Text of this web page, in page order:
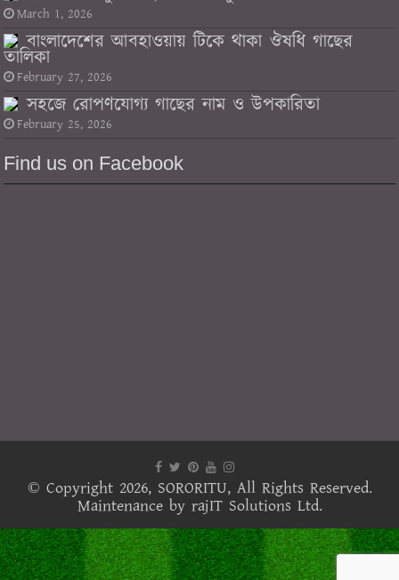
March 1, 2026
বাংলাদেশের আবহাওয়ায় টিকে থাকা ঔষধি গাছের
তালিকা
February 27, 2026
সহজে রোপণযোগ্য গাছের নাম ও উপকারিতা
February 25, 2026
Find us on Facebook
© Copyright 2026, SORORITU, All Rights Reserved.
Maintenance by rajIT Solutions Ltd.